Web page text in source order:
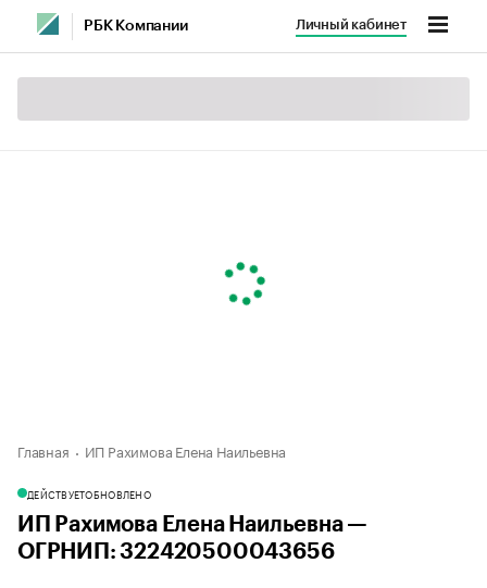
РБК Компании Личный кабинет
Главная ИП Рахимова Елена Наильевна
ДЕЙСТВУЕТОБНОВЛЕНО
ИП Рахимова Елена Наильевна —
ОГРНИП: 322420500043656